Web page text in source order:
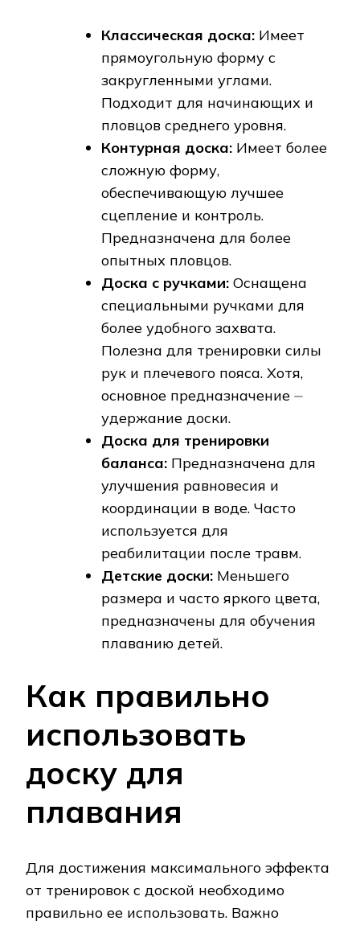
Классическая доска: Имеет
прямоугольную форму с
закругленными углами.
Подходит для начинающих и
пловцов среднего уровня.
Контурная доска: Имеет более
сложную форму,
обеспечивающую лучшее
сцепление и контроль.
Предназначена для более
опытных пловцов.
Доска с ручками: Оснащена
специальными ручками для
более удобного захвата.
Полезна для тренировки силы
рук и плечевого пояса. Хотя,
основное предназначение ⏤
удержание доски.
Доска для тренировки
баланса: Предназначена для
улучшения равновесия и
координации в воде. Часто
используется для
реабилитации после травм.
Детские доски: Меньшего
размера и часто яркого цвета,
предназначены для обучения
плаванию детей.
Как правильно
использовать
доску для
плавания
Для достижения максимального эффекта
от тренировок с доской необходимо
правильно ее использовать. Важно